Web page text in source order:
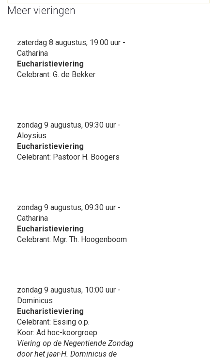
Meer vieringen
zaterdag 8 augustus, 19:00 uur -
Catharina
Eucharistieviering
Celebrant: G. de Bekker
zondag 9 augustus, 09:30 uur -
Aloysius
Eucharistieviering
Celebrant: Pastoor H. Boogers
zondag 9 augustus, 09:30 uur -
Catharina
Eucharistieviering
Celebrant: Mgr. Th. Hoogenboom
zondag 9 augustus, 10:00 uur -
Dominicus
Eucharistieviering
Celebrant: Essing o.p.
Koor: Ad hoc-koorgroep
Viering op de Negentiende Zondag
door het jaar-H. Dominicus de